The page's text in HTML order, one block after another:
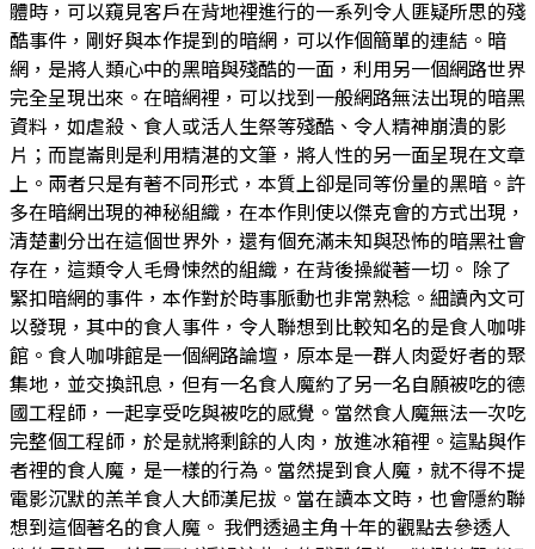
體時，可以窺見客戶在背地裡進行的一系列令人匪疑所思的殘
酷事件，剛好與本作提到的暗網，可以作個簡單的連結。暗
網，是將人類心中的黑暗與殘酷的一面，利用另一個網路世界
完全呈現出來。在暗網裡，可以找到一般網路無法出現的暗黑
資料，如虐殺、食人或活人生祭等殘酷、令人精神崩潰的影
片；而崑崙則是利用精湛的文筆，將人性的另一面呈現在文章
上。兩者只是有著不同形式，本質上卻是同等份量的黑暗。許
多在暗網出現的神秘組織，在本作則使以傑克會的方式出現，
清楚劃分出在這個世界外，還有個充滿未知與恐怖的暗黑社會
存在，這類令人毛骨悚然的組織，在背後操縱著一切。 除了
緊扣暗網的事件，本作對於時事脈動也非常熟稔。細讀內文可
以發現，其中的食人事件，令人聯想到比較知名的是食人咖啡
館。食人咖啡館是一個網路論壇，原本是一群人肉愛好者的聚
集地，並交換訊息，但有一名食人魔約了另一名自願被吃的德
國工程師，一起享受吃與被吃的感覺。當然食人魔無法一次吃
完整個工程師，於是就將剩餘的人肉，放進冰箱裡。這點與作
者裡的食人魔，是一樣的行為。當然提到食人魔，就不得不提
電影沉默的羔羊食人大師漢尼拔。當在讀本文時，也會隱約聯
想到這個著名的食人魔。 我們透過主角十年的觀點去參透人